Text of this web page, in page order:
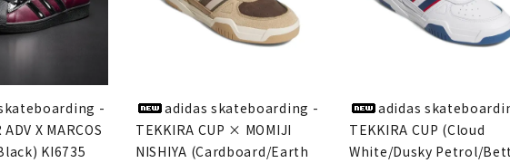
セン・スケートボード)
(ホッケー・スケートボード)
BALANCE NUMERIC
VANS
-
X MARCOS
KI6735
adidas skateboarding -
TEKKIRA CUP × MOMIJI
NISHIYA (Cardboard/Earth
adidas
TEKKIRA CUP (Cloud
White/Dusky Petrol/